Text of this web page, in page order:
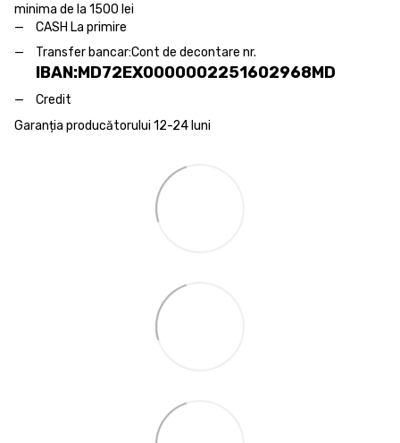
minima de la 1500 lei
CASH La primire
Transfer bancar:Cont de decontare nr.
IBAN:MD72EX0000002251602968MD
Credit
Garanția producătorului 12-24 luni